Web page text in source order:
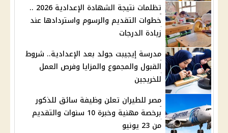
تظلمات نتيجة الشهادة الإعدادية 2026 ..
خطوات التقديم والرسوم واستردادها عند
زيادة الدرجات
مدرسة إيجيبت جولد بعد الإعدادية.. شروط
القبول والمجموع والمزايا وفرص العمل
للخريجين
مصر للطيران تعلن وظيفة سائق للذكور
برخصة مهنية وخبرة 10 سنوات والتقديم
من 23 يونيو